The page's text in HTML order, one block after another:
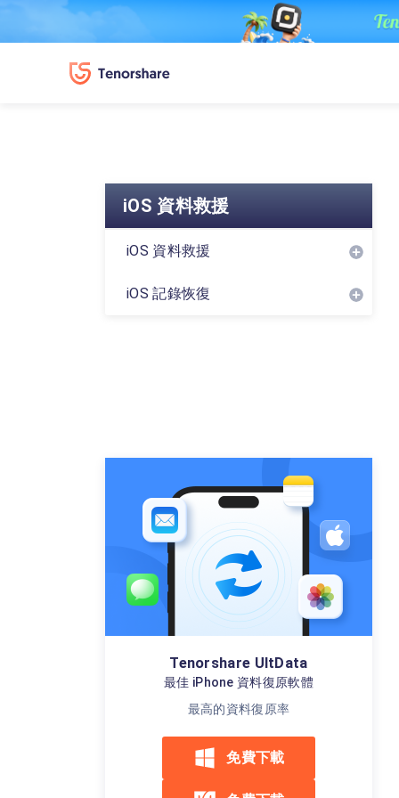
iOS 資料救援
iOS 資料救援
iOS 記錄恢復
Tenorshare UltData
最佳 iPhone 資料復原軟體
最高的資料復原率
免費下載